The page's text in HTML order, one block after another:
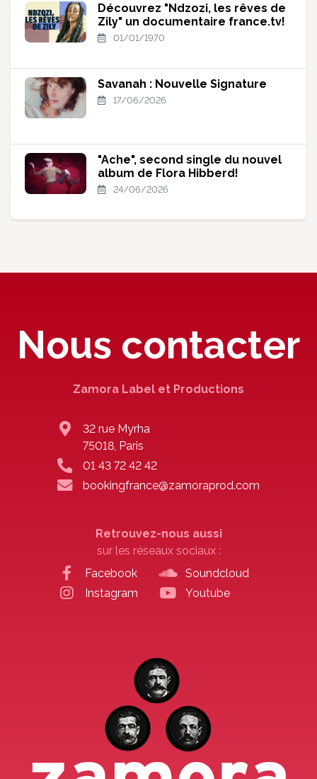
Découvrez "Ndzozi, les rêves de
Zily" un documentaire france.tv!
01/01/1970
Savanah : Nouvelle Signature
17/06/2026
"Ache", second single du nouvel
album de Flora Hibberd!
24/06/2026
Nous contacter
Zamora Label et Productions
32 rue Myrha
75018, Paris
01 43 72 42 42
bookingfrance@zamoraprod.com
Retrouvez-nous aussi
sur les réseaux sociaux :
Facebook
Instagram
Soundcloud
Youtube